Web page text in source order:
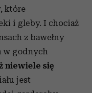
które
i gleby. I chociaż
z bawełny
w godnych
niewiele się
jest